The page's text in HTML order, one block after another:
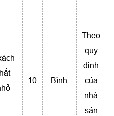
10 Bình
Theo
quy
định
của
nhà
sản